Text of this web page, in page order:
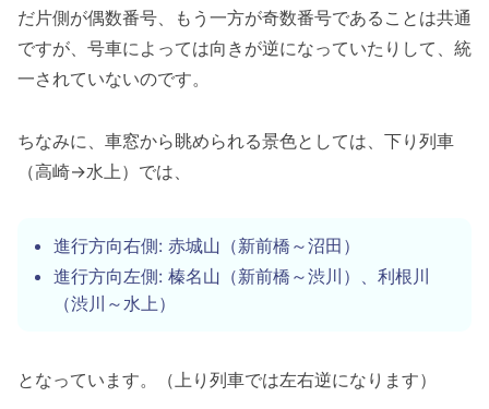
だ片側が偶数番号、もう一方が奇数番号であることは共通
ですが、号車によっては向きが逆になっていたりして、統
一されていないのです。
ちなみに、車窓から眺められる景色としては、下り列車
（高崎→水上）では、
進行方向右側: 赤城山（新前橋～沼田）
進行方向左側: 榛名山（新前橋～渋川）、利根川
（渋川～水上）
となっています。（上り列車では左右逆になります）